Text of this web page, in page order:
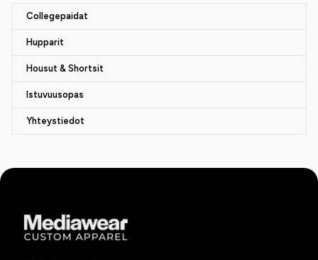
Collegepaidat
Hupparit
Housut & Shortsit
Istuvuusopas
Yhteystiedot